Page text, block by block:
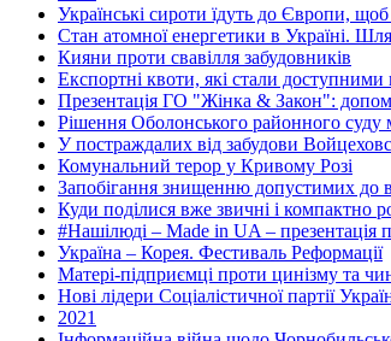
Українські сироти їдуть до Європи,
Стан атомної енергетики в Україні.
Кияни проти свавілля забудовників
Експортні квоти, які стали доступними
Презентація ГО "Жінка & Закон":
Рішення Оболонського районного суду
У постраждалих від забудови
Комунальний терор у Кривому Розі
Запобігання знищенню допустимих до
Куди поділися вже звичні і компактно
#Нашілюді – Made in UA – презентація
Україна – Корея. Фестиваль Реформації
Матері-підприємці проти цинізму та
Нові лідери Соціалістичної партії
2021